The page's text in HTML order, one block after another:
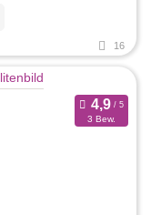
16
3 Bew.